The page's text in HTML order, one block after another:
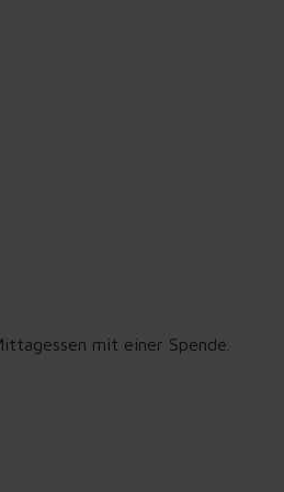
mit einer Spende.